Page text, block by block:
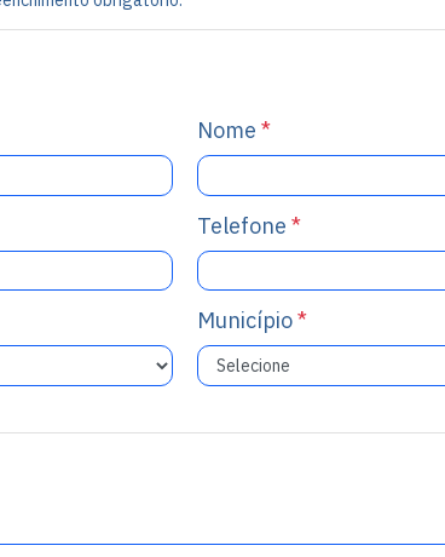
Nome *
Telefone *
Município*